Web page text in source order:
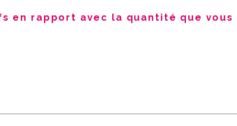
en rapport avec la quantité que vous